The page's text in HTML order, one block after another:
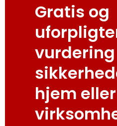
Gratis og
hjem eller